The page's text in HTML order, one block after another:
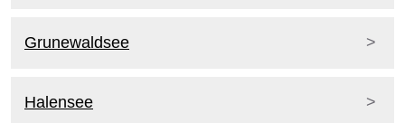
Grunewaldsee
Halensee